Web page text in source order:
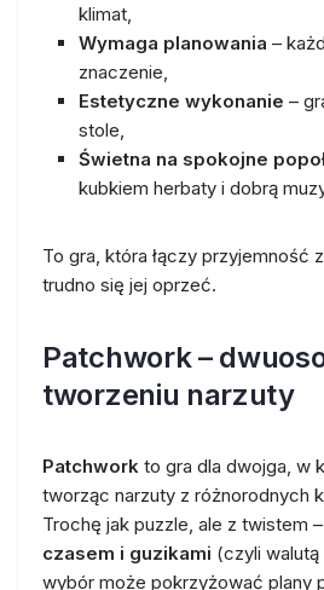
klimat,
Wymaga planowania –
znaczenie,
Estetyczne wykonanie –
stole,
Świetna na spokojne
kubkiem herbaty i dobrą
To gra, która łączy przyjemność
trudno się jej oprzeć.
Patchwork –
tworzeniu narzuty
Patchwork to gra dla dwojga, w
tworząc narzuty z różnorodnych
Trochę jak puzzle, ale z twistem –
czasem i guzikami (czyli
wybór może pokrzyżować plany